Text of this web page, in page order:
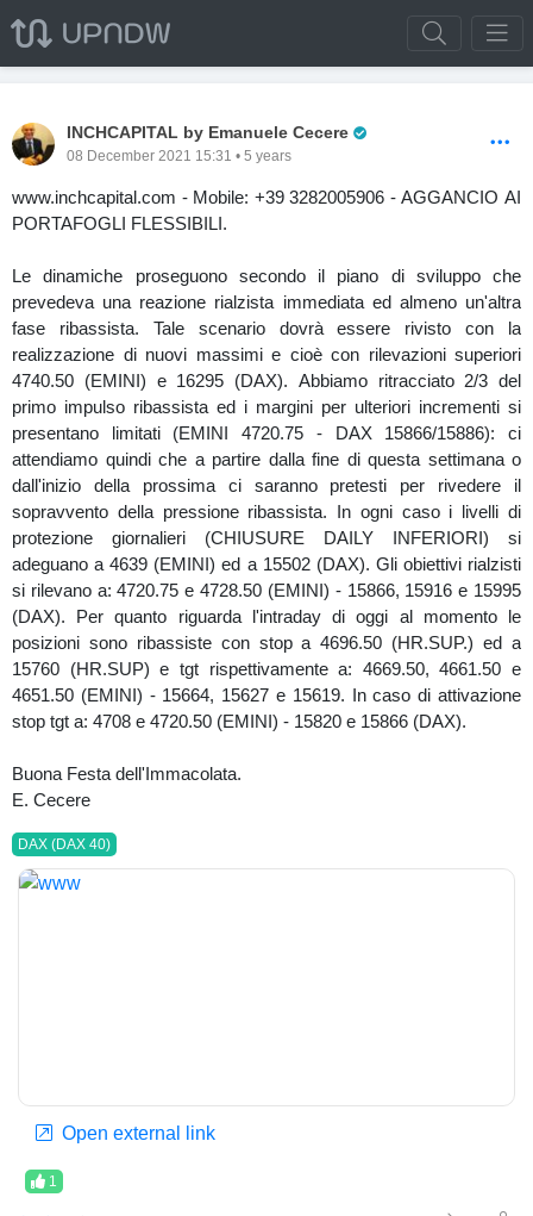
INCHCAPITAL by Emanuele Cecere
08 December 2021 15:31 • 5 years
www.inchcapital.com - Mobile: +39 3282005906 - AGGANCIO AI
PORTAFOGLI FLESSIBILI.
Le dinamiche proseguono secondo il piano di sviluppo che
prevedeva una reazione rialzista immediata ed almeno un'altra
fase ribassista. Tale scenario dovrà essere rivisto con la
realizzazione di nuovi massimi e cioè con rilevazioni superiori
4740.50 (EMINI) e 16295 (DAX). Abbiamo ritracciato 2/3 del
primo impulso ribassista ed i margini per ulteriori incrementi si
presentano limitati (EMINI 4720.75 - DAX 15866/15886): ci
attendiamo quindi che a partire dalla fine di questa settimana o
dall'inizio della prossima ci saranno pretesti per rivedere il
sopravvento della pressione ribassista. In ogni caso i livelli di
protezione giornalieri (CHIUSURE DAILY INFERIORI) si
adeguano a 4639 (EMINI) ed a 15502 (DAX). Gli obiettivi rialzisti
si rilevano a: 4720.75 e 4728.50 (EMINI) - 15866, 15916 e 15995
(DAX). Per quanto riguarda l'intraday di oggi al momento le
posizioni sono ribassiste con stop a 4696.50 (HR.SUP.) ed a
15760 (HR.SUP) e tgt rispettivamente a: 4669.50, 4661.50 e
4651.50 (EMINI) - 15664, 15627 e 15619. In caso di attivazione
stop tgt a: 4708 e 4720.50 (EMINI) - 15820 e 15866 (DAX).
Buona Festa dell'Immacolata.
E. Cecere
DAX (DAX 40)
Open external link
1